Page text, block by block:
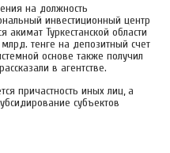
на должность
инвестиционный центр
акимат Туркестанской области
тенге на депозитный счет
основе также получил
в агентстве.
причастность иных лиц, а
субъектов